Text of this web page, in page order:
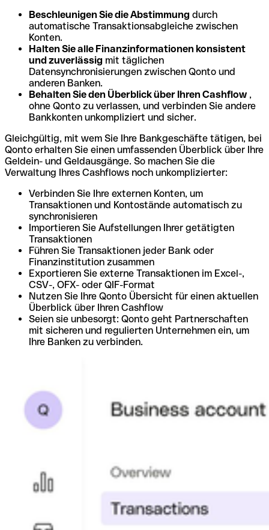
Beschleunigen Sie die Abstimmung durch
automatische Transaktionsabgleiche zwischen
Konten.
Halten Sie alle Finanzinformationen konsistent
und zuverlässig mit täglichen
Datensynchronisierungen zwischen Qonto und
anderen Banken.
Behalten Sie den Überblick über Ihren Cashflow ,
ohne Qonto zu verlassen, und verbinden Sie andere
Bankkonten unkompliziert und sicher.
Gleichgültig, mit wem Sie Ihre Bankgeschäfte tätigen, bei
Qonto erhalten Sie einen umfassenden Überblick über Ihre
Geldein- und Geldausgänge. So machen Sie die
Verwaltung Ihres Cashflows noch unkomplizierter:
Verbinden Sie Ihre externen Konten, um
Transaktionen und Kontostände automatisch zu
synchronisieren
Importieren Sie Aufstellungen Ihrer getätigten
Transaktionen
Führen Sie Transaktionen jeder Bank oder
Finanzinstitution zusammen
Exportieren Sie externe Transaktionen im Excel-,
CSV-, OFX- oder QIF-Format
Nutzen Sie Ihre Qonto Übersicht für einen aktuellen
Überblick über Ihren Cashflow
Seien sie unbesorgt: Qonto geht Partnerschaften
mit sicheren und regulierten Unternehmen ein, um
Ihre Banken zu verbinden.